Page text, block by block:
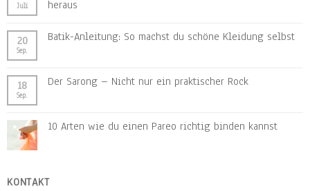
Juli
heraus
20
Sep.
Batik-Anleitung: So machst du schöne Kleidung selbst
18
Sep.
Der Sarong – Nicht nur ein praktischer Rock
10 Arten wie du einen Pareo richtig binden kannst
KONTAKT